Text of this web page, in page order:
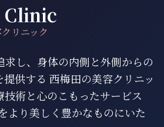
Clinic
リニック
し、身体の内側と外側からの
供する 西梅田の美容クリニッ
技術と心のこもったサービス
より美しく豊かなものにいた